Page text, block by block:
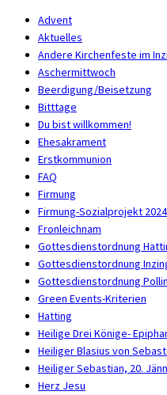
Advent
Aktuelles
Andere Kirchenfeste im
Aschermittwoch
Beerdigung/Beisetzung
Bitttage
Du bist willkommen!
Ehesakrament
Erstkommunion
FAQ
Firmung
Firmung-Sozialprojekt
Fronleichnam
Gottesdienstordnung
Gottesdienstordnung
Gottesdienstordnung
Green Events-Kriterien
Hatting
Heilige Drei Könige-
Heiliger Blasius von
Heiliger Sebastian, 20.
Herz Jesu